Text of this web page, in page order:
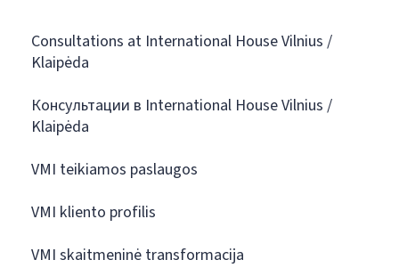
Consultations at International House Vilnius /
Klaipėda
Консультации в International House Vilnius /
Klaipėda
VMI teikiamos paslaugos
VMI kliento profilis
VMI skaitmeninė transformacija